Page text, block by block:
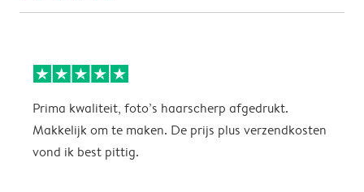
Prima kwaliteit, foto’s haarscherp afgedrukt.
Makkelijk om te maken. De prijs plus verzendkosten
vond ik best pittig.